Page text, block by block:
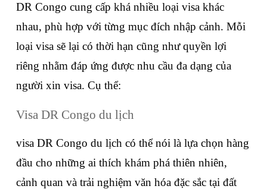
DR Congo cung cấp khá nhiều loại visa khác
nhau, phù hợp với từng mục đích nhập cảnh. Mỗi
loại visa sẽ lại có thời hạn cũng như quyền lợi
riêng nhằm đáp ứng được nhu cầu đa dạng của
người xin visa. Cụ thể:
Visa DR Congo du lịch
visa DR Congo du lịch có thể nói là lựa chọn hàng
đầu cho những ai thích khám phá thiên nhiên,
cảnh quan và trải nghiệm văn hóa đặc sắc tại đất